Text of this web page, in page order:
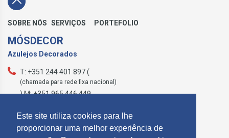
Este site utiliza cookies para lhe
proporcionar uma melhor experiência de
SOBRE NÓS SERVIÇOS PORTEFOLIO
MÓSDECOR
Azulejos Decorados
T: +351 244 401 897 (
(chamada para rede fixa nacional)
) M: +351 965 446 449